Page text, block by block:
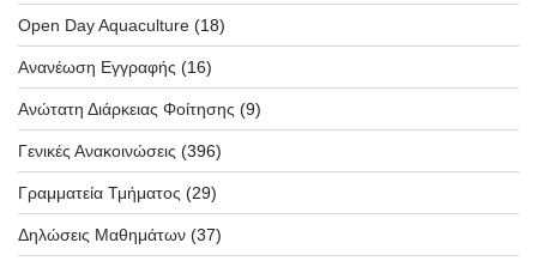
Open Day Aquaculture (18)
Ανανέωση Εγγραφής (16)
Ανώτατη Διάρκειας Φοίτησης (9)
Γενικές Ανακοινώσεις (396)
Γραμματεία Τμήματος (29)
Δηλώσεις Μαθημάτων (37)